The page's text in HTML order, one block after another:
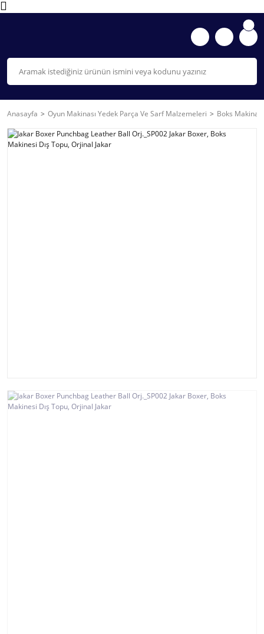
Anasayfa Oyun Makinası Yedek Parça Ve Sarf Malzemeleri Boks